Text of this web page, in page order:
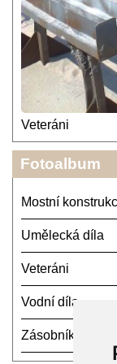
Veteráni
Fotoalbum
Mostní
Umělecká díla
Veteráni
Vodní díla
Zásobníky